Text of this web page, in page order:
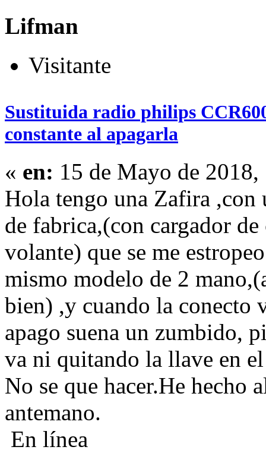
Lifman
Visitante
Sustituida radio philips
constante al apagarla
« en: 15 de Mayo de
Hola tengo una Zafira
de fabrica,(con cargador
volante) que se me
mismo modelo de 2
bien) ,y cuando la conecto
apago suena un zumbido,
va ni quitando la llave en
No se que hacer.He hecho
antemano.
En línea